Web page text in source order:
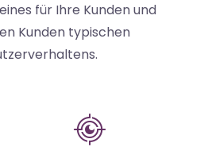
für Ihre Kunden und
Kunden typischen